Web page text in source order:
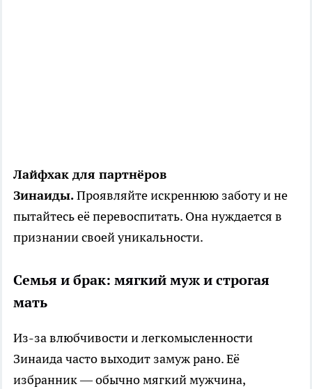
Лайфхак для партнёров
Зинаиды.Проявляйте искреннюю заботу и не
пытайтесь её перевоспитать. Она нуждается в
признании своей уникальности.
Семья и брак: мягкий муж и строгая
мать
Из-за влюбчивости и легкомысленности
Зинаида часто выходит замуж рано. Её
избранник — обычно мягкий мужчина,